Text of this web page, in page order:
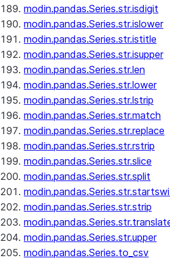
modin.pandas.Series.str.isdigit
modin.pandas.Series.str.islower
modin.pandas.Series.str.istitle
modin.pandas.Series.str.isupper
modin.pandas.Series.str.len
modin.pandas.Series.str.lower
modin.pandas.Series.str.lstrip
modin.pandas.Series.str.match
modin.pandas.Series.str.replace
modin.pandas.Series.str.rstrip
modin.pandas.Series.str.slice
modin.pandas.Series.str.split
modin.pandas.Series.str.strip
modin.pandas.Series.str.upper
modin.pandas.Series.to_csv